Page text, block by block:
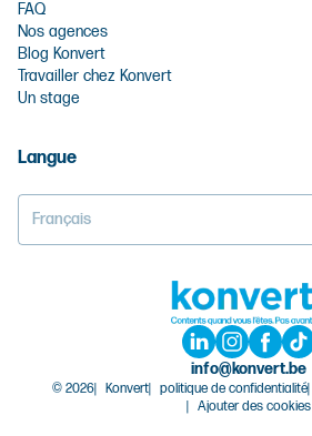
FAQ
Nos agences
Blog Konvert
Travailler chez Konvert
Un stage
Langue
Français
info@konvert.be
© 2026 Konvert politique de confidentialité
Ajouter des cookies